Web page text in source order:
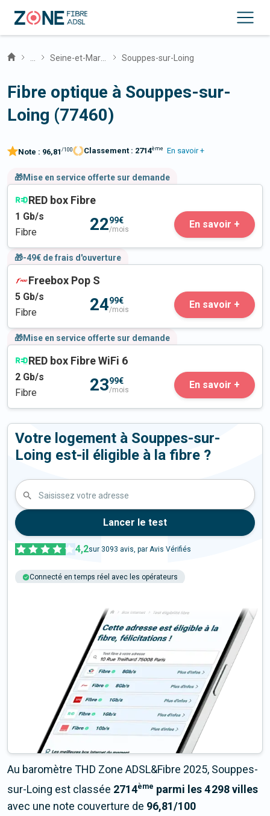
Souppes-sur-Loing
Fibre optique à Souppes-sur-
Loing (77460)
Note : 96,81 /100 Classement : 2714ème En savoir +
🎁Mise en service offerte sur demande
RED box Fibre
1 Gb/s
Fibre
2299€
/mois En savoir +
🎁-49€ de frais d'ouverture
Freebox Pop S
5 Gb/s
Fibre
2499€
/mois En savoir +
🎁Mise en service offerte sur demande
RED box Fibre WiFi 6
2 Gb/s
Fibre
2399€
/mois En savoir +
Votre logement à Souppes-sur-
Loing est-il éligible à la fibre ?
Saisissez votre adresse
Lancer le test
4,2sur 3093 avis, par Avis Vérifiés
Connecté en temps réel avec les opérateurs
Au baromètre THD Zone ADSL&Fibre 2025, Souppes-
sur-Loing est classée 2714ème parmi les 4 298 villes
avec une note couverture de 96,81/100